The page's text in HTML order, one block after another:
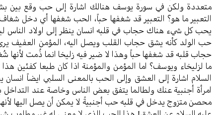
متعددة ولکن في سورة یوسف هنالك اشارة إلی حب وقع بین
التعبیر ما هو؟ التعبیر قد شغفها حباً، الحب شغفها أي دخل
یحب کل شيء هناك حجاب في قلبه انسان ینظر إلی اولاد الناس
حب الولد کأنه یشق حجاب القلب ویصل الیه، المؤمن العفیف
حجاب قلبه قد شغفها حباً وهذا لا ضیر فیه زلیخا انما ذُمت
ما لزلیخاء ویوسف؟ اما المؤمن والمؤمنة اذا کان طبعا کفئین
السلام اشارة إلی العشق وإلی الحب بالمعنی السلبي ایضاً
امرأة أجنبیة عنك ولطالما یتفق بعض الناس وخاصة عند التداخل
محصن متزوج یدخل في قلبه حب أجنبیةً لا یمکن أن یصل الیها لأنها